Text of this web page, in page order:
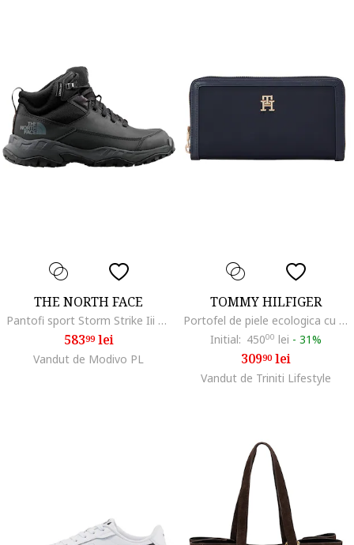
THE NORTH FACE
Pantofi sport Storm Strike Iii WP, Textil/Piele ecologica, Negru, Negru
58399lei
Vandut de Modivo PL
TOMMY HILFIGER
Portofel de piele ecologica cu fermoar Essential, Bleumarin
Initial: 45000 lei - 31%
30990lei
Vandut de Triniti Lifestyle